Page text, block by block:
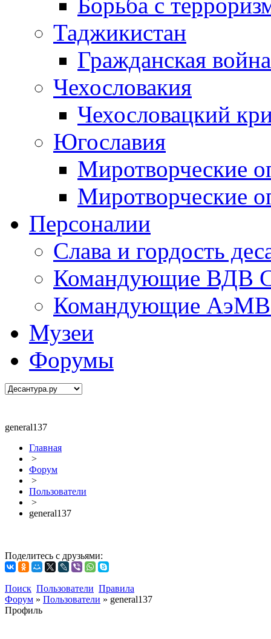
Таджикистан
Гражданская
Чехословакия
Чехословацкий
Югославия
Миротворческие
Миротворческие
Персоналии
Слава и гордость
Командующие ВДВ
Командующие АэМВ
Музеи
Форумы
general137
Главная
>
Форум
>
Пользователи
>
general137
Поделитесь с друзьями:
Поиск Пользователи Правила
Форум » Пользователи » general137
Профиль